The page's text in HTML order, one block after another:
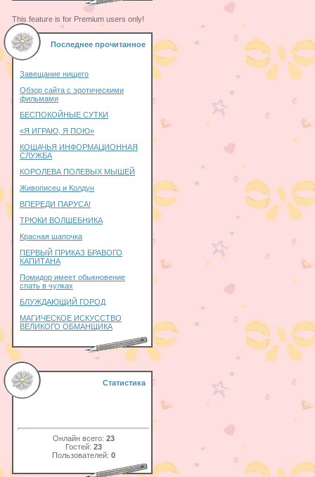
This feature is for Premium users only!
Последнее прочитанное
Завещание нищего
Обзор сайта с эротическими
фильмами
БЕСПОКОЙНЫЕ СУТКИ
«Я ИГРАЮ, Я ПОЮ»
КОШАЧЬЯ ИНФОРМАЦИОННАЯ
СЛУЖБА
КОРОЛЕВА ПОЛЕВЫХ МЫШЕЙ
Живописец и Колдун
ВПЕРЕДИ ПАРУСА!
ТРЮКИ ВОЛШЕБНИКА
Красная шапочка
ПЕРВЫЙ ПРИКАЗ БРАВОГО
КАПИТАНА
Помидор имеет обыкновение
спать в чулках
БЛУЖДАЮЩИЙ ГОРОД
МАГИЧЕСКОЕ ИСКУССТВО
ВЕЛИКОГО ОБМАНЩИКА
Статистика
Онлайн всего: 23
Гостей: 23
Пользователей: 0